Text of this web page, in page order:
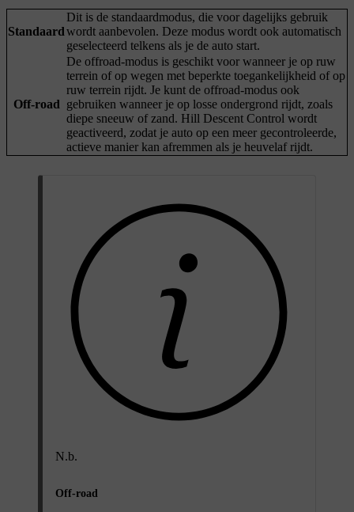
Standaard
Dit is de standaardmodus, die voor dagelijks gebruik
wordt aanbevolen. Deze modus wordt ook automatisch
geselecteerd telkens als je de auto start.
Off-road
De offroad-modus is geschikt voor wanneer je op ruw
terrein of op wegen met beperkte toegankelijkheid of op
ruw terrein rijdt. Je kunt de offroad-modus ook
gebruiken wanneer je op losse ondergrond rijdt, zoals
diepe sneeuw of zand. Hill Descent Control wordt
geactiveerd, zodat je auto op een meer gecontroleerde,
actieve manier kan afremmen als je heuvelaf rijdt.
N.b.
Off-road